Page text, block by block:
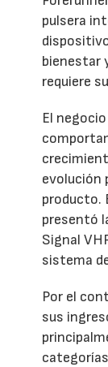
pulsera
bienestar
requiere
El
evolución
producto.
presentó
Signal
sistema
Por el
sus